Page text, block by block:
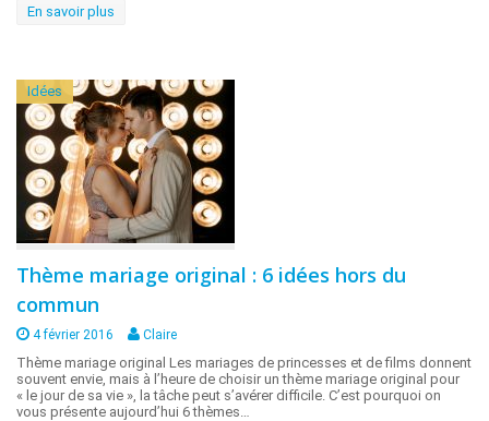
En savoir plus
Idées
Thème mariage original : 6 idées hors du
commun
4 février 2016 Claire
Thème mariage original Les mariages de princesses et de films donnent
souvent envie, mais à l’heure de choisir un thème mariage original pour
« le jour de sa vie », la tâche peut s’avérer difficile. C’est pourquoi on
vous présente aujourd’hui 6 thèmes…